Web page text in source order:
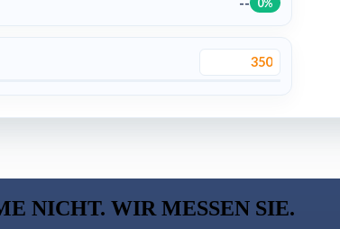
NICHT. WIR MESSEN SIE.